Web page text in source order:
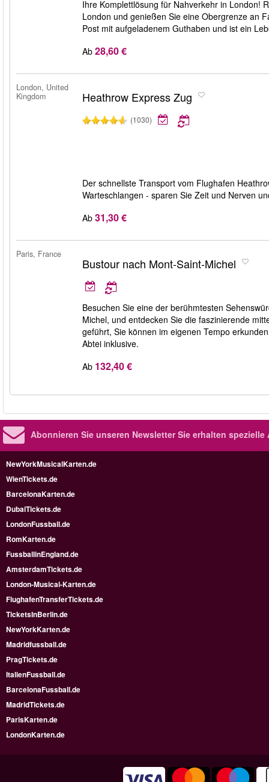
Ihre Komplettlösung für Nahverkehr in London!
London und genießen Sie eine Obergrenze an
Post mit aufgeladenem Guthaben und ist ein
Ab 28,60 €
London, United
Kingdom
Heathrow Express Zug
(1030)
Der schnellste Transport vom Flughafen
Warteschlangen - sparen Sie Zeit und Nerven
Ab 31,30 €
Paris, France
Bustour nach Mont-Saint-Michel
Besuchen Sie eine der berühmtesten
Michel, und entdecken Sie die faszinierende
geführt, Sie können im eigenen Tempo
Abtei inklusive.
Ab 132,40 €
Abonnieren Sie unseren NewsletterSie erhalten spezielle
NewYorkMusicalKarten.de
WienTickets.de
BarcelonaKarten.de
DubaiTickets.de
LondonFussball.de
RomKarten.de
FussballinEngland.de
AmsterdamTickets.de
London-Musical-Karten.de
FlughafenTransferTickets.de
TicketsInBerlin.de
NewYorkKarten.de
Madridfussball.de
PragTickets.de
ItalienFussball.de
BarcelonaFussball.de
MadridTickets.de
ParisKarten.de
LondonKarten.de